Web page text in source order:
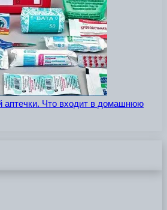
аптечки. Что входит в домашнюю